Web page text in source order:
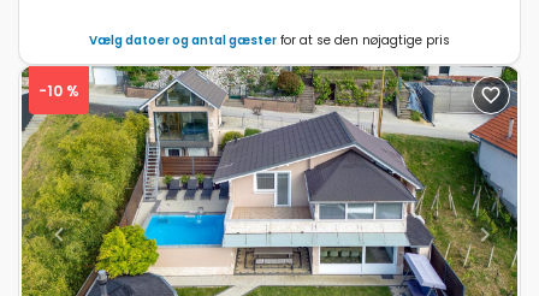
Vælg datoer og antal gæster for at se den nøjagtige pris
Previous Next
-10 %